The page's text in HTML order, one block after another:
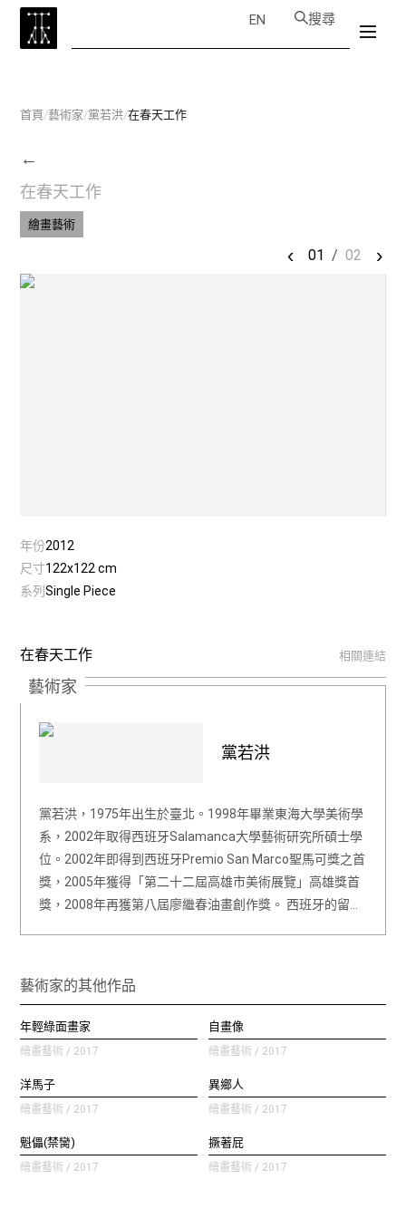
EN 搜尋
首頁/藝術家/黨若洪/在春天工作
←
在春天工作
繪畫藝術
‹ 01 / 02 ›
年份2012
尺寸122x122 cm
系列Single Piece
在春天工作 相關連結
藝術家
黨若洪
黨若洪，1975年出生於臺北。1998年畢業東海大學美術學
系，2002年取得西班牙Salamanca大學藝術研究所碩士學
位。2002年即得到西班牙Premio San Marco聖馬可獎之首
獎，2005年獲得「第二十二屆高雄市美術展覽」高雄獎首
獎，2008年再獲第八屆廖繼春油畫創作獎。 西班牙的留…
藝術家的其他作品
年輕綠面畫家
繪畫藝術 / 2017
自畫像
繪畫藝術 / 2017
洋馬子
繪畫藝術 / 2017
異鄉人
繪畫藝術 / 2017
魁儡(禁臠)
繪畫藝術 / 2017
撅著屁
繪畫藝術 / 2017